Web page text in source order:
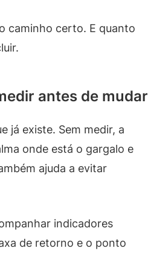
caminho certo. E quanto
antes de mudar
já existe. Sem medir, a
onde está o gargalo e
ajuda a evitar
indicadores
de retorno e o ponto